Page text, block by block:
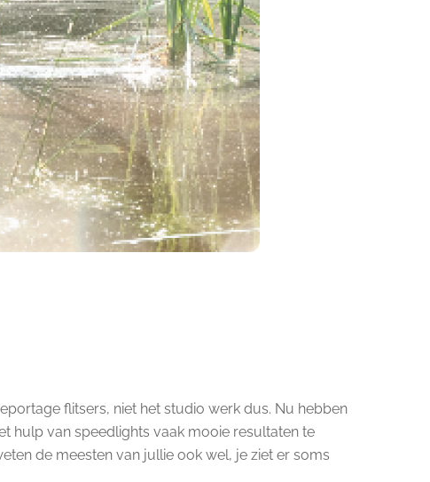
flitsers, niet het studio werk dus. Nu hebben
hulp van speedlights vaak mooie resultaten te
de meesten van jullie ook wel, je ziet er soms